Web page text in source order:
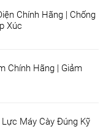
Chính Hãng | Chống
Xúc
Chính Hãng | Giảm
Máy Cày Đúng Kỹ